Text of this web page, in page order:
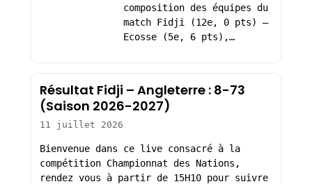
composition des équipes du
match Fidji (12e, 0 pts) –
Ecosse (5e, 6 pts),…
Résultat Fidji – Angleterre : 8-73
(Saison 2026-2027)
11 juillet 2026
Bienvenue dans ce live consacré à la
compétition Championnat des Nations,
rendez vous à partir de 15H10 pour suivre